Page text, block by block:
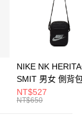
NIKE NK
SMIT 男女 側背
BA5871010
NT$527
NT$650